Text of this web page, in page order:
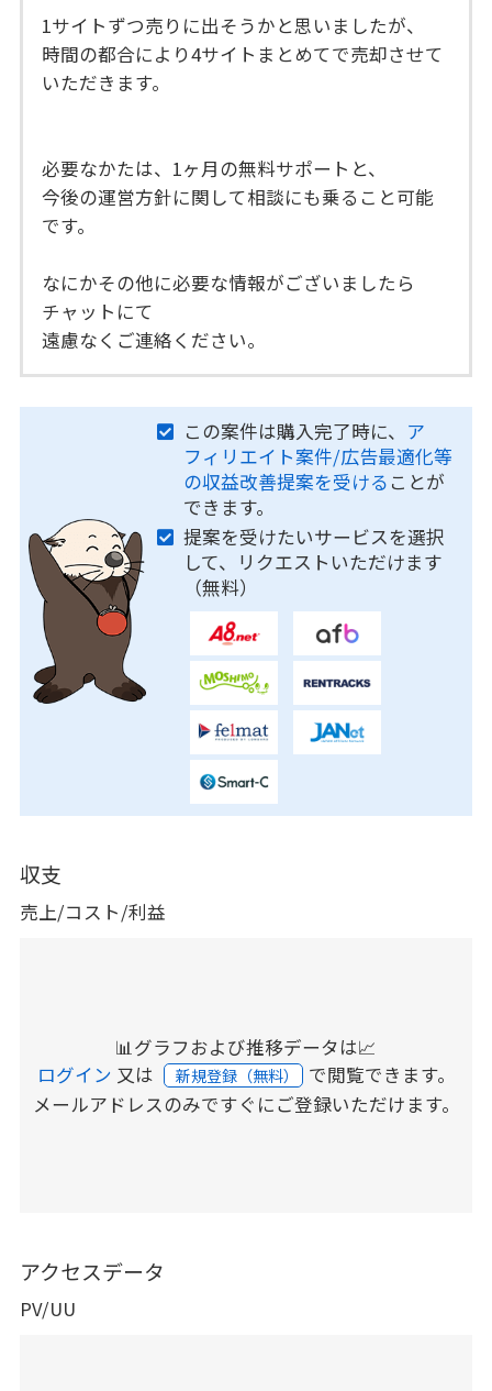
1サイトずつ売りに出そうかと思いましたが、
時間の都合により4サイトまとめてで売却させて
いただきます。
必要なかたは、1ヶ月の無料サポートと、
今後の運営方針に関して相談にも乗ること可能
です。
なにかその他に必要な情報がございましたら
チャットにて
遠慮なくご連絡ください。
この案件は購入完了時に、 ア
フィリエイト案件/広告最適化等
の収益改善提案を受ける ことが
できます。
提案を受けたいサービスを選択
して、リクエストいただけます
（無料）
収支
売上/コスト/利益
📊グラフおよび推移データは📈
ログイン 又は 新規登録（無料） で閲覧できます。
メールアドレスのみですぐにご登録いただけます。
アクセスデータ
PV/UU